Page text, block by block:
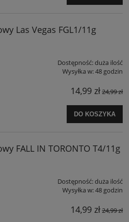
Las Vegas FGL1/11g
Dostępność:duża ilość
Wysyłka w:48 godzin
14,99 zł24,99 zł
DO KOSZYKA
FALL IN TORONTO T4/11g
Dostępność:duża ilość
Wysyłka w:48 godzin
14,99 zł24,99 zł